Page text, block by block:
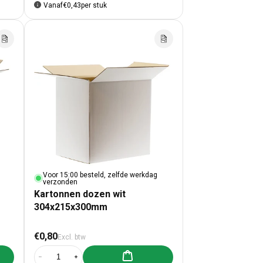
Vanaf€0,43per stuk
wit 300x300x300mm
dozen wit 300x300x300mm
toevoegen
Voor 15:00 besteld, zelfde werkdag
verzonden
Kartonnen dozen wit
304x215x300mm
Normale prijs
€0,80Excl. btw
Aantal verlagen voor Kartonnen dozen wit 304x215x300mm
Aantal verhogen voor Kartonnen dozen wit
Aan winkelwagen toevoegen